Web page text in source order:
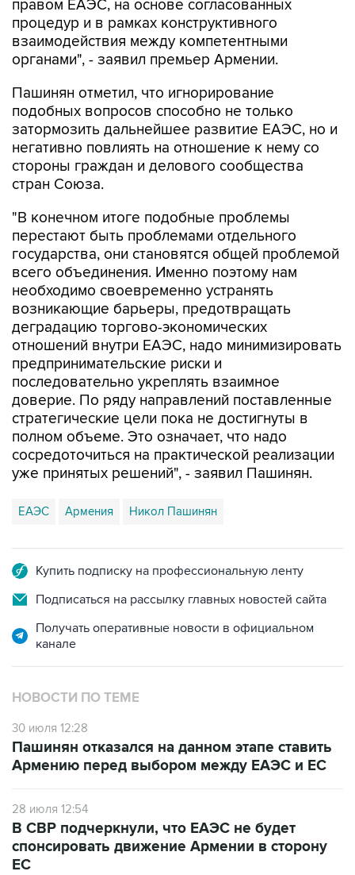
правом ЕАЭС, на основе согласованных
процедур и в рамках конструктивного
взаимодействия между компетентными
органами", - заявил премьер Армении.
Пашинян отметил, что игнорирование
подобных вопросов способно не только
затормозить дальнейшее развитие ЕАЭС, но и
негативно повлиять на отношение к нему со
стороны граждан и делового сообщества
стран Союза.
"В конечном итоге подобные проблемы
перестают быть проблемами отдельного
государства, они становятся общей проблемой
всего объединения. Именно поэтому нам
необходимо своевременно устранять
возникающие барьеры, предотвращать
деградацию торгово-экономических
отношений внутри ЕАЭС, надо минимизировать
предпринимательские риски и
последовательно укреплять взаимное
доверие. По ряду направлений поставленные
стратегические цели пока не достигнуты в
полном объеме. Это означает, что надо
сосредоточиться на практической реализации
уже принятых решений", - заявил Пашинян.
ЕАЭС Армения Никол Пашинян
Купить подписку на профессиональную ленту
Подписаться на рассылку главных новостей сайта
Получать оперативные новости в официальном
канале
НОВОСТИ ПО ТЕМЕ
30 июля 12:28
Пашинян отказался на данном этапе ставить
Армению перед выбором между ЕАЭС и ЕС
28 июля 12:54
В СВР подчеркнули, что ЕАЭС не будет
спонсировать движение Армении в сторону
ЕС